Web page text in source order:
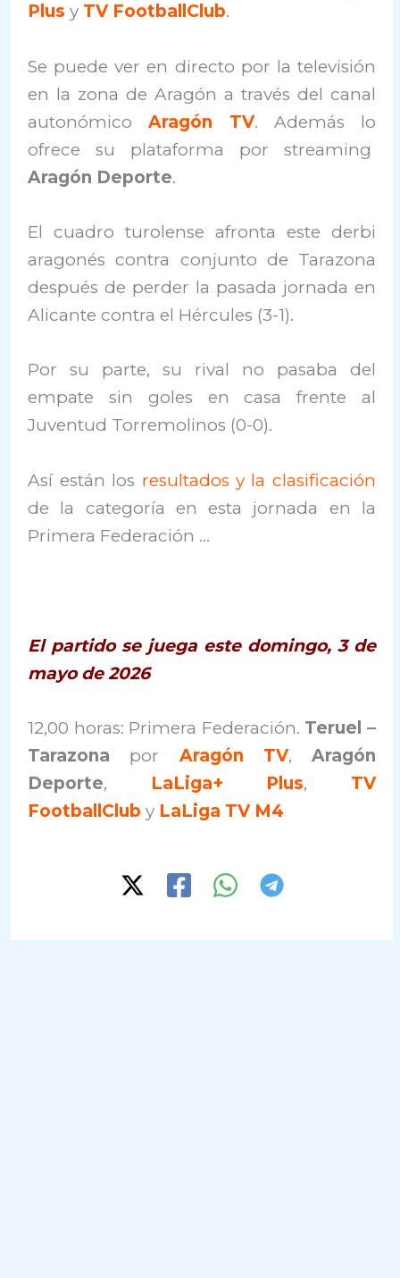
Plus y TV FootballClub.
Se puede ver en directo por la televisión
en la zona de Aragón a través del canal
autonómicoAragón TV. Además lo
ofrece su plataforma por streaming
Aragón Deporte.
El cuadro turolense afronta este derbi
aragonés contra conjunto de Tarazona
después de perder la pasada jornada en
Alicante contra el Hércules (3-1).
Por su parte, su rival no pasaba del
empate sin goles en casa frente al
Juventud Torremolinos (0-0).
Así están los resultados y la clasificación
de la categoría en esta jornada en la
Primera Federación …
El partido se juega este domingo, 3 de
mayo de 2026
12,00 horas: Primera Federación. Teruel –
Tarazona por Aragón TV, Aragón
Deporte, LaLiga+ Plus, TV
FootballClub y LaLiga TV M4